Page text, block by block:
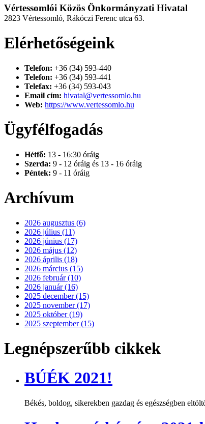
Vértessomlói Közös Önkormányzati Hivatal
2823 Vértessomló, Rákóczi Ferenc utca 63.
Elérhetőségeink
Telefon: +36 (34) 593-440
Telefon: +36 (34) 593-441
Telefax: +36 (34) 593-043
Email cím: hivatal@vertessomlo.hu
Web: https://www.vertessomlo.hu
Ügyfélfogadás
Hétfő: 13 - 16:30 óráig
Szerda: 9 - 12 óráig és 13 - 16 óráig
Péntek: 9 - 11 óráig
Archívum
2026 augusztus (6)
2026 július (11)
2026 június (17)
2026 május (12)
2026 április (18)
2026 március (15)
2026 február (10)
2026 január (16)
2025 december (15)
2025 november (17)
2025 október (19)
2025 szeptember (15)
Legnépszerűbb cikkek
BÚÉK 2021!
Békés, boldog, sikerekben gazdag és egészségben